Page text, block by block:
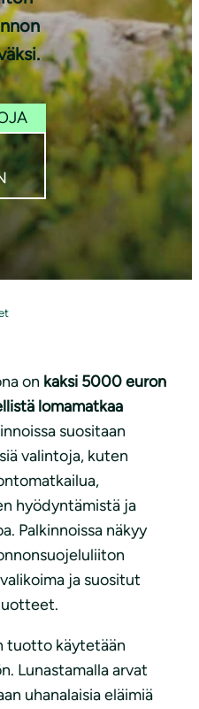
on kaksi 5000 euron
lomamatkaa
suositaan
valintoja, kuten
hyödyntämistä ja
Palkinnoissa näkyy
ja suositut
tuotto käytetään
Lunastamalla arvat
uhanalaisia eläimiä